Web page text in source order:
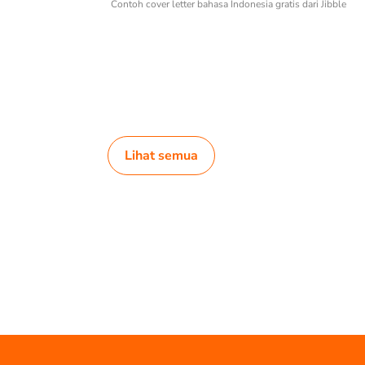
Contoh cover letter bahasa Indonesia gratis dari Jibble
Lihat semua